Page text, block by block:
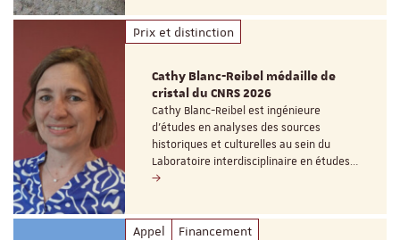
Prix et distinction
Cathy Blanc-Reibel médaille de
cristal du CNRS 2026
Cathy Blanc-Reibel est ingénieure
d’études en analyses des sources
historiques et culturelles au sein du
Laboratoire interdisciplinaire en études…
Appel Financement